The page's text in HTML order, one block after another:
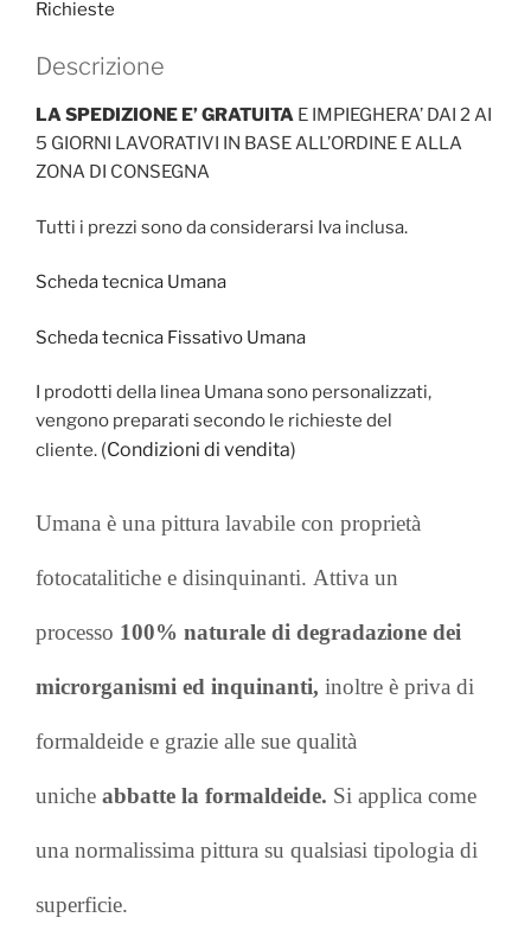
Richieste
Descrizione
LA SPEDIZIONE E’ GRATUITA E IMPIEGHERA’ DAI 2 AI
5 GIORNI LAVORATIVI IN BASE ALL’ORDINE E ALLA
ZONA DI CONSEGNA
Tutti i prezzi sono da considerarsi Iva inclusa.
Scheda tecnica Umana
Scheda tecnica Fissativo Umana
I prodotti della linea Umana sono personalizzati,
vengono preparati secondo le richieste del
cliente. (Condizioni di vendita)
Umana è una pittura lavabile con proprietà
fotocatalitiche e disinquinanti. Attiva un
processo 100% naturale di degradazione dei
microrganismi ed inquinanti, inoltre è priva di
formaldeide e grazie alle sue qualità
uniche abbatte la formaldeide. Si applica come
una normalissima pittura su qualsiasi tipologia di
superficie.